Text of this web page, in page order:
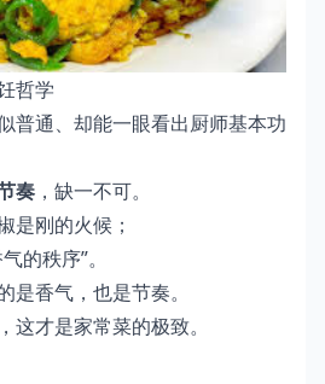
哲学
普通、却能一眼看出厨师基本功
奏 ，缺一不可。
是刚的火候；
的秩序”。
是香气，也是节奏。
这才是家常菜的极致。